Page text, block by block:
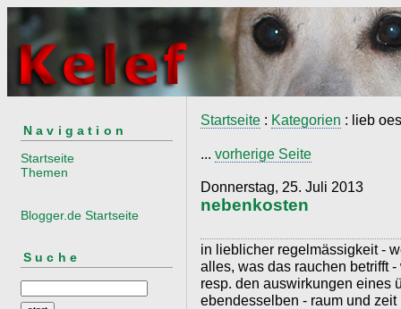
Navigation
Startseite
Themen
Blogger.de Startseite
Suche
Startseite : Kategorien : lieb
... vorherige Seite
Donnerstag, 25. Juli 2013
nebenkosten
in lieblicher regelmässigkeit -
alles, was das rauchen betrifft
resp. den auswirkungen eines
ebendesselben - raum und